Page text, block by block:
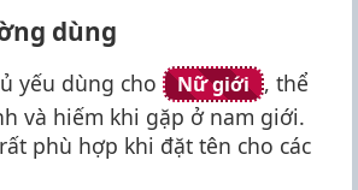
dùng
yếu dùng cho Nữ giới , thể
và hiếm khi gặp ở nam giới.
phù hợp khi đặt tên cho các